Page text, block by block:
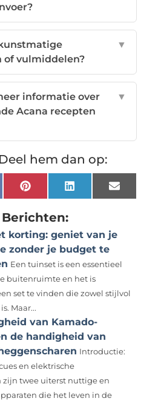
of vulmiddelen?
▼
informatie over
Acana recepten
▼
hem dan op:
PinterestLinkedInEmail
korting: geniet van je
zonder je budget te
Een tuinset is een essentieel
buitenruimte en het is
set te vinden die zowel stijlvol
Maar...
van Kamado-
de handigheid van
Introductie:
en elektrische
zijn twee uiterst nuttige en
die het leven in de